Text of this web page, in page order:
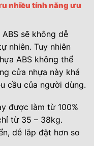
nhiều tính năng ưu
sẽ không dễ
nhiên. Tuy nhiên
ABS không thể
cửa nhựa này khá
cầu của người dùng.
được làm từ 100%
từ 35 – 38kg.
dễ lắp đặt hơn so